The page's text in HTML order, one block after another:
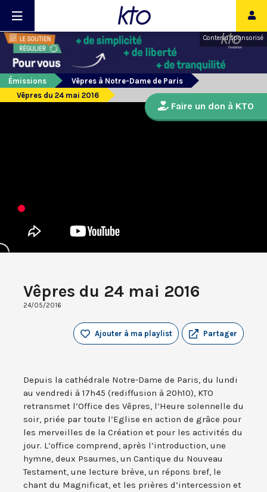
Contenu sponsorisé
Émissions
Vêpres à Notre-Dame de Paris
Vêpres du 24 mai 2016
Vêpres du 24 mai 2016
24/05/2016
Partager
Ajouter à ma playlist
Depuis la cathédrale Notre-Dame de Paris, du lundi
au vendredi à 17h45 (rediffusion à 20h10), KTO
retransmet l’Office des Vêpres, l’Heure solennelle du
soir, priée par toute l’Eglise en action de grâce pour
les merveilles de la Création et pour les activités du
jour. L’office comprend, après l’introduction, une
hymne, deux Psaumes, un Cantique du Nouveau
Testament, une lecture brève, un répons bref, le
chant du Magnificat, et les prières d’intercession et
Faire un don à KTO